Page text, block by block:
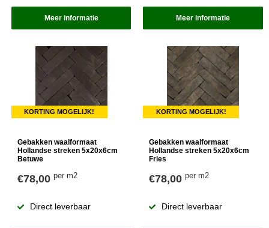
Meer informatie Meer informatie
KORTING MOGELIJK!
Gebakken waalformaat
Hollandse streken 5x20x6cm
Betuwe
€78,00 per m2
Direct leverbaar
KORTING MOGELIJK!
Gebakken waalformaat
Hollandse streken 5x20x6cm
Fries
€78,00per m2
Direct leverbaar